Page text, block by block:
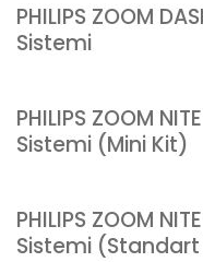
PHILIPS ZOOM
Sistemi
PHILIPS ZOOM
Sistemi (Mini Kit)
PHILIPS ZOOM
Sistemi